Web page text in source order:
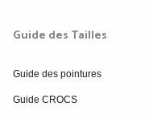
Guide des Tailles
Guide des pointures
Guide CROCS